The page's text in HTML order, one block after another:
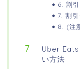
6. 割
7. 割
8. (注
Uber Eats
い方法